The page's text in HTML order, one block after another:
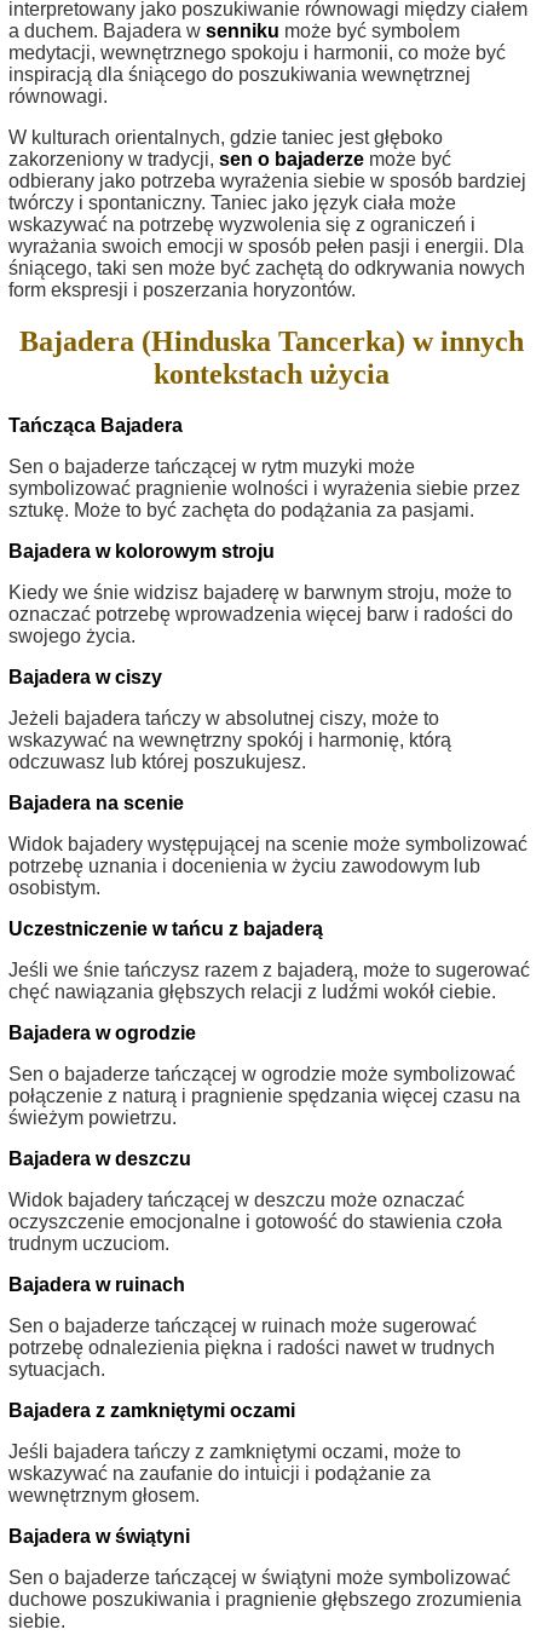
interpretowany jako poszukiwanie równowagi między ciałem
a duchem. Bajadera w senniku może być symbolem
medytacji, wewnętrznego spokoju i harmonii, co może być
inspiracją dla śniącego do poszukiwania wewnętrznej
równowagi.
W kulturach orientalnych, gdzie taniec jest głęboko
zakorzeniony w tradycji, sen o bajaderze może być
odbierany jako potrzeba wyrażenia siebie w sposób bardziej
twórczy i spontaniczny. Taniec jako język ciała może
wskazywać na potrzebę wyzwolenia się z ograniczeń i
wyrażania swoich emocji w sposób pełen pasji i energii. Dla
śniącego, taki sen może być zachętą do odkrywania nowych
form ekspresji i poszerzania horyzontów.
Bajadera (Hinduska Tancerka) w innych
kontekstach użycia
Tańcząca Bajadera
Sen o bajaderze tańczącej w rytm muzyki może
symbolizować pragnienie wolności i wyrażenia siebie przez
sztukę. Może to być zachęta do podążania za pasjami.
Bajadera w kolorowym stroju
Kiedy we śnie widzisz bajaderę w barwnym stroju, może to
oznaczać potrzebę wprowadzenia więcej barw i radości do
swojego życia.
Bajadera w ciszy
Jeżeli bajadera tańczy w absolutnej ciszy, może to
wskazywać na wewnętrzny spokój i harmonię, którą
odczuwasz lub której poszukujesz.
Bajadera na scenie
Widok bajadery występującej na scenie może symbolizować
potrzebę uznania i docenienia w życiu zawodowym lub
osobistym.
Uczestniczenie w tańcu z bajaderą
Jeśli we śnie tańczysz razem z bajaderą, może to sugerować
chęć nawiązania głębszych relacji z ludźmi wokół ciebie.
Bajadera w ogrodzie
Sen o bajaderze tańczącej w ogrodzie może symbolizować
połączenie z naturą i pragnienie spędzania więcej czasu na
świeżym powietrzu.
Bajadera w deszczu
Widok bajadery tańczącej w deszczu może oznaczać
oczyszczenie emocjonalne i gotowość do stawienia czoła
trudnym uczuciom.
Bajadera w ruinach
Sen o bajaderze tańczącej w ruinach może sugerować
potrzebę odnalezienia piękna i radości nawet w trudnych
sytuacjach.
Bajadera z zamkniętymi oczami
Jeśli bajadera tańczy z zamkniętymi oczami, może to
wskazywać na zaufanie do intuicji i podążanie za
wewnętrznym głosem.
Bajadera w świątyni
Sen o bajaderze tańczącej w świątyni może symbolizować
duchowe poszukiwania i pragnienie głębszego zrozumienia
siebie.